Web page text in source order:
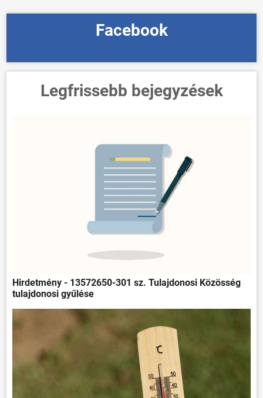
Facebook
Legfrissebb bejegyzések
Hirdetmény - 13572650-301 sz. Tulajdonosi Közösség
tulajdonosi gyűlése